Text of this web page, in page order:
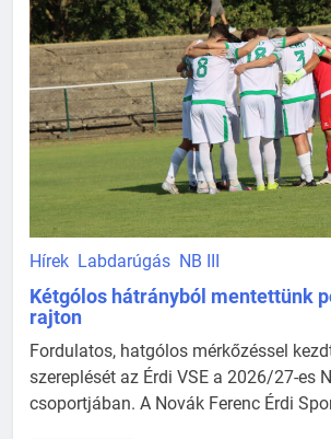
Hírek Labdarúgás NB III
Kétgólos hátrányból mentettünk
rajton
Fordulatos, hatgólos mérkőzéssel
szereplését az Érdi VSE a 2026/27-es
csoportjában. A Novák Ferenc Érdi